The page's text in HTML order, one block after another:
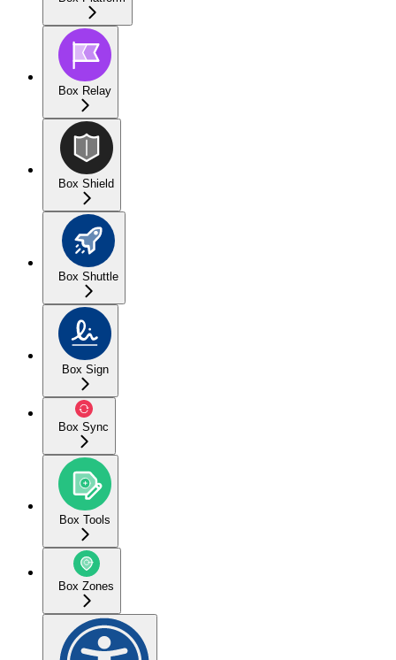
Box Relay
Box Shield
Box Shuttle
Box Sign
Box Sync
Box Tools
Box Zones